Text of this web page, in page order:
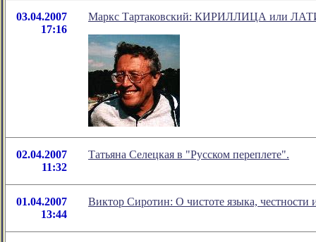
03.04.2007
17:16
Маркс Тартаковский: КИРИЛЛИЦА или
02.04.2007
11:32
Татьяна Селецкая в "Русском переплете".
01.04.2007
13:44
Виктор Сиротин: О чистоте языка, честности